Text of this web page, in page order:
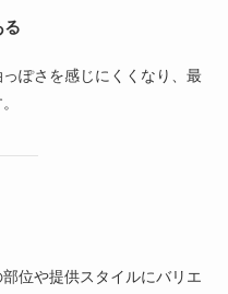
る
ぽさを感じにくくなり、最
位や提供スタイルにバリエ